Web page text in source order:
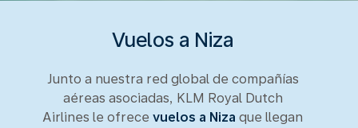
Vuelos a Niza
Junto a nuestra red global de compañías
aéreas asociadas, KLM Royal Dutch
Airlines le ofrece vuelos a Niza que llegan